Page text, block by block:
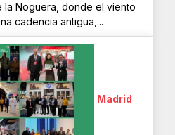
la Noguera, donde el viento
cadencia antigua,...
Madrid